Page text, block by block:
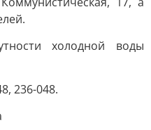
холодной воды
236-048.